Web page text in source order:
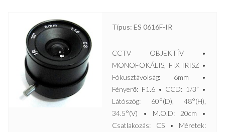
Típus: ES 0616F-IR
CCTV OBJEKTÍV •
MONOFOKÁLIS, FIX IRISZ •
Fókusztávolság: 6mm •
Fényerő: F1.6 • CCD: 1/3” •
Látószög: 60°(D), 48°(H),
34.5°(V) • M.O.D: 20cm •
Csatlakozás: CS • Méretek: